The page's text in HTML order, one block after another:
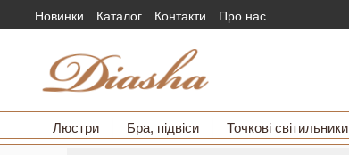
Новинки Каталог Контакти Про нас
Люстри Бра, підвіси Точкові світильники